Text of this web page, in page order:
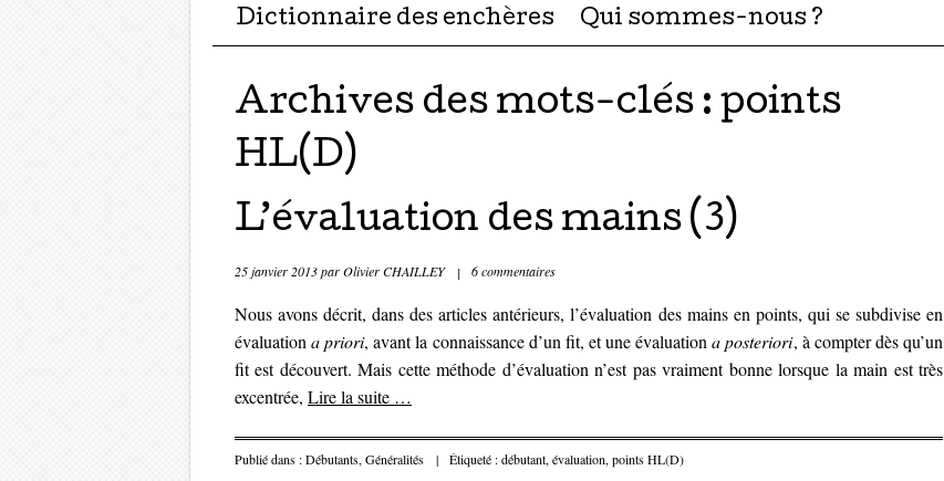
Dictionnaire des enchères Qui sommes-nous ?
Archives des mots-clés : points
HL(D)
L’évaluation des mains (3)
25 janvier 2013parOlivier CHAILLEY | 6 commentaires
Nous avons décrit, dans des articles antérieurs, l’évaluation des mains en points, qui se subdivise en
évaluationa priori, avant la connaissance d’un fit, et une évaluationa posteriori, à compter dès qu’un
fit est découvert. Mais cette méthode d’évaluation n’est pas vraiment bonne lorsque la main est très
excentrée, Lire la suite …
Publié dans :Débutants, Généralités | Étiqueté :débutant, évaluation, points HL(D)